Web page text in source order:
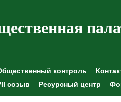
контроль
созыв
Ресурсный центр